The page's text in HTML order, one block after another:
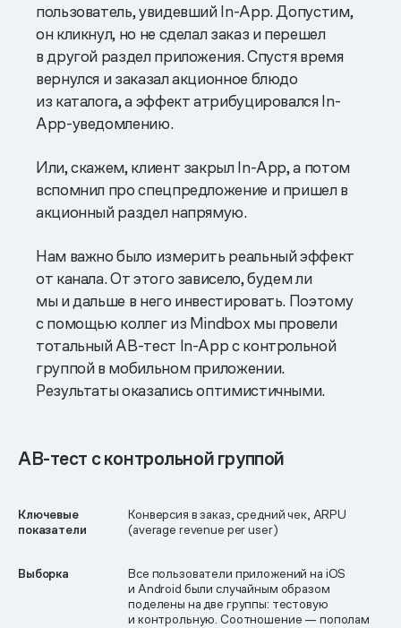
пользователь, увидевший In-App. Допустим,
он кликнул, но не сделал заказ и перешел
в другой раздел приложения. Спустя время
вернулся и заказал акционное блюдо
из каталога, а эффект атрибуцировался In-
App-уведомлению.
Или, скажем, клиент закрыл In-App, а потом
вспомнил про спецпредложение и пришел в
акционный раздел напрямую.
Нам важно было измерить реальный эффект
от канала. От этого зависело, будем ли
мы и дальше в него инвестировать. Поэтому
с помощью коллег из Mindbox мы провели
тотальный AB-тест In-App с контрольной
группой в мобильном приложении.
Результаты оказались оптимистичными.
AB-тест с контрольной группой
Ключевые
показатели
Конверсия в заказ, средний чек, ARPU
(average revenue per user)
Выборка
Все пользователи приложений на iOS
и Android были случайным образом
поделены на две группы: тестовую
и контрольную. Соотношение — пополам